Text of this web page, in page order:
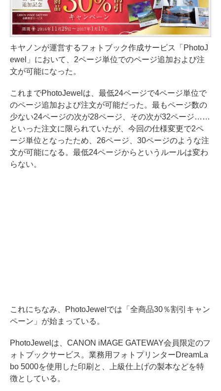
キヤノンが運営するフォトブック作成サービス「PhotoJ
ewel」において、2ページ単位でのページ追加および注
文が可能になった。
これまでPhotoJewelは、最低24ページで4ページ単位で
のページ追加および注文が可能だった。最もページ数の
少ない24ページの次が28ページ、その次が32ページ……
といった注文に限られていたが、今回の仕様変更で2ペ
ージ単位となったため、26ページ、30ページのような注
文が可能になる。最低24ページからというルールは変わ
らない。
これにちなみ、PhotoJewelでは「全商品30％割引キャン
ペーン」が始まっている。
PhotoJewelは、CANON iMAGE GATEWAY会員限定のフ
ォトブックサービス。業務用フォトプリンターDreamLa
bo 5000を使用した印刷と、上級仕上げの製本などを特
徴としている。